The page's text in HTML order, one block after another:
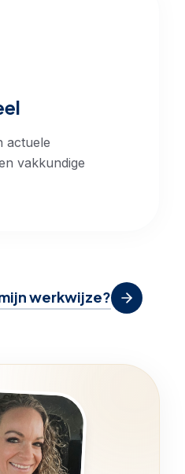
actuele
vakkundige
werkwijze?